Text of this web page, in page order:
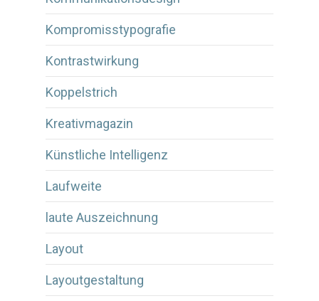
Kompromisstypografie
Kontrastwirkung
Koppelstrich
Kreativmagazin
Künstliche Intelligenz
Laufweite
laute Auszeichnung
Layout
Layoutgestaltung